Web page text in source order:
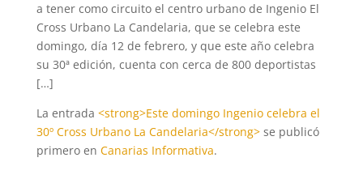
a tener como circuito el centro urbano de Ingenio El
Cross Urbano La Candelaria, que se celebra este
domingo, día 12 de febrero, y que este año celebra
su 30ª edición, cuenta con cerca de 800 deportistas
[…]
La entrada <strong>Este domingo Ingenio celebra el
30º Cross Urbano La Candelaria</strong>se publicó
primero en Canarias Informativa.